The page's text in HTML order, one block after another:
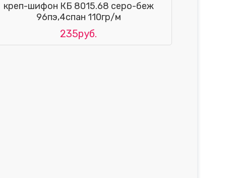
креп-шифон КБ 8015.68 серо-беж
96пэ,4спан 110гр/м
235руб.